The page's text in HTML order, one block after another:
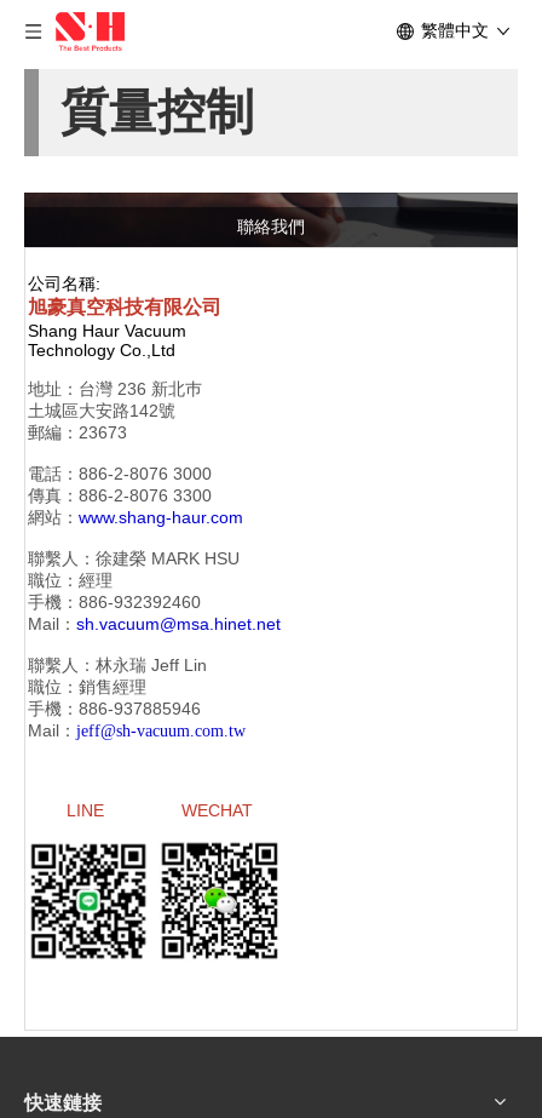
繁體中文
質量控制
聯絡我們
公司名稱:
旭豪真空科技有限公司
Shang Haur Vacuum
Technology Co.,Ltd
地址： 台灣 236 新北巿
土城區大安路142號
郵編：23673
電話：886-2-8076 3000
傳真：886-2-8076 3300
網站： www.shang-haur.com
聯繫人：徐建榮 MARK HSU
職位：經理
手機：886-932392460
Mail： sh.vacuum@msa.hinet.net
聯繫人：林永瑞 Jeff Lin
職位：銷售經理
手機：886-937885946
Mail： jeff@sh-vacuum.com.tw
LINE WECHAT
快速鏈接